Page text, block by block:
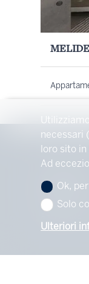
MELIDE
IMMOBILIE
ACQUISTARE
necessari
loro sito
Ad
Ok,
Solo
Ulteriori